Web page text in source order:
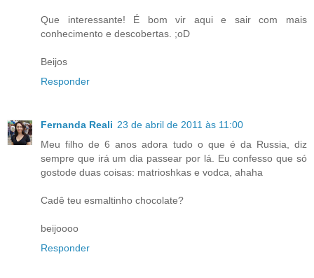
Que interessante! É bom vir aqui e sair com mais
conhecimento e descobertas. ;oD
Beijos
Responder
Fernanda Reali 23 de abril de 2011 às 11:00
Meu filho de 6 anos adora tudo o que é da Russia, diz
sempre que irá um dia passear por lá. Eu confesso que só
gostode duas coisas: matrioshkas e vodca, ahaha
Cadê teu esmaltinho chocolate?
beijoooo
Responder